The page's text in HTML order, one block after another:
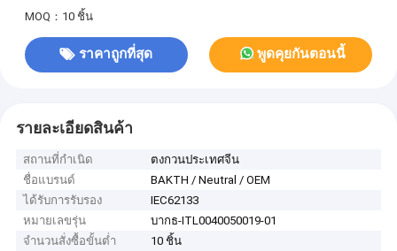
MOQ：10 ชิ้น
ราคาถูกที่สุด พูดคุยกันตอนนี้
รายละเอียดสินค้า
สถานที่กำเนิด
ตงกวนประเทศจีน
ชื่อแบรนด์
BAKTH / Neutral / OEM
ได้รับการรับรอง
IEC62133
หมายเลขรุ่น
บากธ-ITL0040050019-01
จำนวนสั่งซื้อขั้นต่ำ
10 ชิ้น